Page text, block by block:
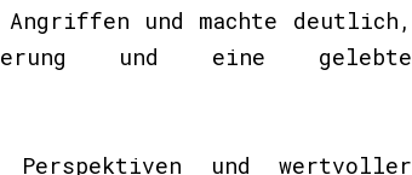
und machte deutlich,
und eine gelebte
und wertvoller